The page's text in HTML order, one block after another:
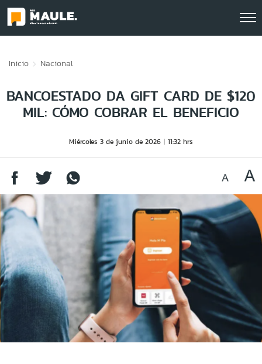
Inicio Nacional
BANCOESTADO DA GIFT CARD DE $120
MIL: CÓMO COBRAR EL BENEFICIO
Miércoles 3 de junio de 2026 11:32 hrs